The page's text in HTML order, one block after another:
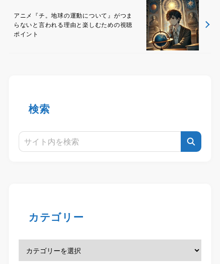
アニメ『チ。地球の運動について』がつま
らないと言われる理由と楽しむための視聴
ポイント
検索
カテゴリー